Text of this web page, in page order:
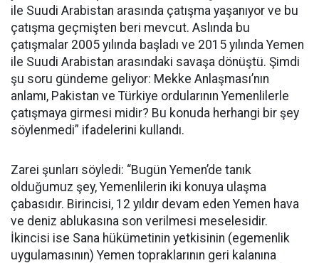
ile Suudi Arabistan arasında çatışma yaşanıyor ve bu
çatışma geçmişten beri mevcut. Aslında bu
çatışmalar 2005 yılında başladı ve 2015 yılında Yemen
ile Suudi Arabistan arasındaki savaşa dönüştü. Şimdi
şu soru gündeme geliyor: Mekke Anlaşması’nın
anlamı, Pakistan ve Türkiye ordularının Yemenlilerle
çatışmaya girmesi midir? Bu konuda herhangi bir şey
söylenmedi” ifadelerini kullandı.
Zarei şunları söyledi: “Bugün Yemen’de tanık
olduğumuz şey, Yemenlilerin iki konuya ulaşma
çabasıdır. Birincisi, 12 yıldır devam eden Yemen hava
ve deniz ablukasına son verilmesi meselesidir.
İkincisi ise Sana hükümetinin yetkisinin (egemenlik
uygulamasının) Yemen topraklarının geri kalanına